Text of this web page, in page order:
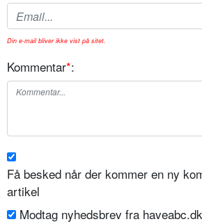
Din e-mail bliver ikke vist på sitet.
Kommentar*:
Få besked når der kommer en ny
artikel
Modtag nyhedsbrev fra haveabc.dk